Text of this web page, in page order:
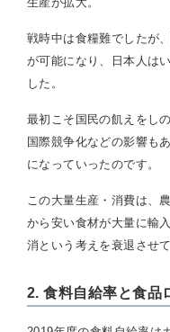
戦時中は食糧難でしたが
が可能になり、日本人は
した。
最初こそ国民の飢えをし
国際競争化などの影響も
になっていったのです。
この大量生産・消費は、
から安い食材が大量に輸
消という考えを衰退させ
2. 食料自給率と食品